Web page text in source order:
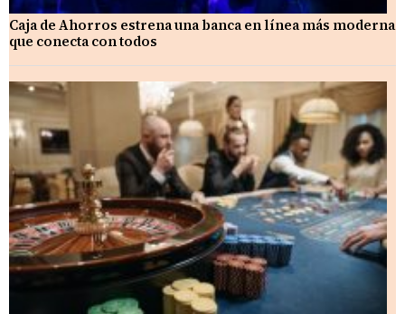
Caja de Ahorros estrena una banca en línea más moderna
que conecta con todos